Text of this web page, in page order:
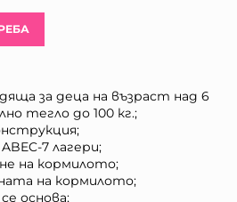
за деца на възраст над 6
тегло до 100 кг.;
7 лагери;
на кормилото;
на кормилото;
основа;